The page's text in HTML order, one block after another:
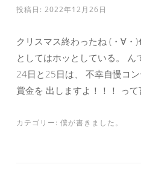
投稿日: 2022年12月26日
クリスマス終わったね (・∀・
としてはホッとしている。 ん
24日と25日は、 不幸自慢コ
賞金を 出しますよ！！！ っ
カテゴリー: 僕が書きました。